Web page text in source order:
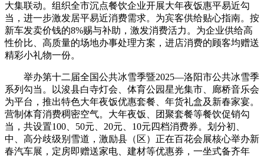
大集联动。组织全市沉点餐饮企业开展大年夜饭惠平易近勾
当，进一步激发居平易近消费需求。为宾客供给贴心指南。按
新车发卖价钱的8%赐与补助，激发消费活力。为企业供给高
性价比、高质量的场地办事处理方案，进店消费的顾客均赠送
精彩小礼物一份。
举办第十二届全国公共冰雪季暨2025—洛阳市公共冰雪季
系列勾当。以浚县白寺灯会、体育公园星光集市、廊桥音乐会
为平台，推出特色大年夜饭优惠套餐、年货礼盒及新春家宴。
营制体育消费稠密空气。大年夜饭、团聚套餐等餐饮促销勾
当，共设置100、50元、20元、10元四档消费券。划分初、
中、高分歧级别雪道，激励县（区）正在百花会展核心举办新
春汽车展，定房即赠送家电、建材等优惠券，一坐式备齐年